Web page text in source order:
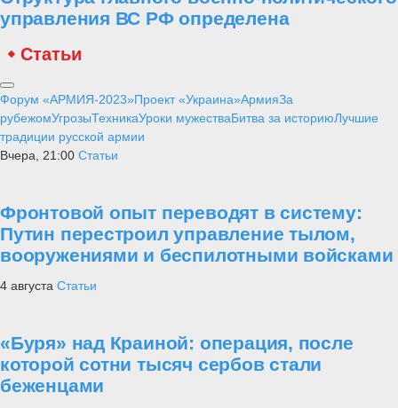
управления ВС РФ определена
Статьи
Форум «АРМИЯ-2023»Проект «Украина»АрмияЗа
рубежомУгрозыТехникаУроки мужестваБитва за историюЛучшие
традиции русской армии
Вчера, 21:00 Статьи
Фронтовой опыт переводят в систему:
Путин перестроил управление тылом,
вооружениями и беспилотными войсками
4 августа Статьи
«Буря» над Краиной: операция, после
которой сотни тысяч сербов стали
беженцами